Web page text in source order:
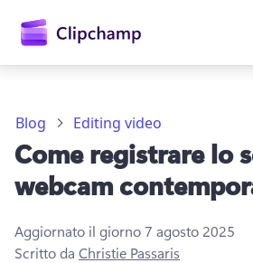
principale
Blog Editing video
Come registrare lo
webcam
Aggiornato il giorno7 agosto 2025
Scritto da Christie Passaris